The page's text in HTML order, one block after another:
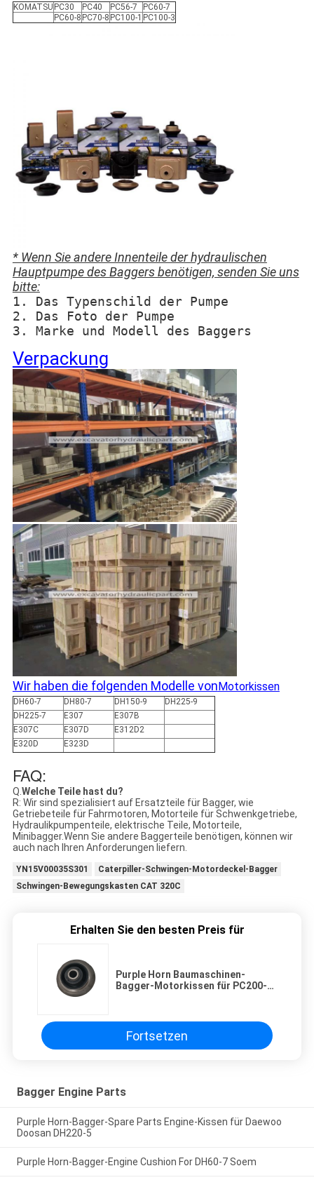
KOMATSU PC30 PC40 PC56-7
PC60-7
PC60-8 PC70-8 PC100-1 PC100-3
* Wenn Sie andere Innenteile der hydraulischen
Hauptpumpe des Baggers benötigen, senden Sie uns
bitte:
1. Das Typenschild der Pumpe
2. Das Foto der Pumpe
3. Marke und Modell des Baggers
Verpackung
Wir haben die folgenden Modelle von Motorkissen
DH60-7 DH80-7 DH150-9
DH225-9
DH225-7
E307
E307B
E307C
E307D
E312D2
E320D
E323D
FAQ:
Q.Welche Teile hast du?
R: Wir sind spezialisiert auf Ersatzteile für Bagger, wie
Getriebeteile für Fahrmotoren, Motorteile für Schwenkgetriebe,
Hydraulikpumpenteile, elektrische Teile, Motorteile,
Minibagger.Wenn Sie andere Baggerteile benötigen, können wir
auch nach Ihren Anforderungen liefern.
YN15V00035S301
Caterpiller-Schwingen-Motordeckel-Bagger
Schwingen-Bewegungskasten CAT 320C
Erhalten Sie den besten Preis für
Purple Horn Baumaschinen-
Bagger-Motorkissen für PC200-7
Fortsetzen
Bagger Engine Parts
Purple Horn-Bagger-Spare Parts Engine-Kissen für Daewoo
Doosan DH220-5
Purple Horn-Bagger-Engine Cushion For DH60-7 Soem